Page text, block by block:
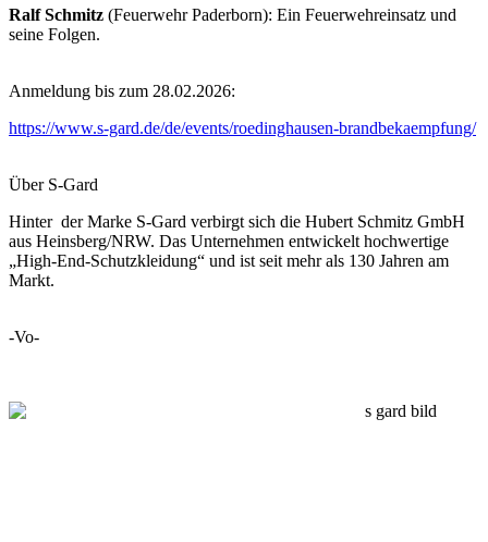
Ralf Schmitz (Feuerwehr Paderborn): Ein Feuerwehreinsatz und
seine Folgen.
Anmeldung bis zum 28.02.2026:
https://www.s-gard.de/de/events/roedinghausen-brandbekaempfung/
Über S-Gard
Hinter der Marke S-Gard verbirgt sich die Hubert Schmitz GmbH
aus Heinsberg/NRW. Das Unternehmen entwickelt hochwertige
„High-End-Schutzkleidung“ und ist seit mehr als 130 Jahren am
Markt.
-Vo-